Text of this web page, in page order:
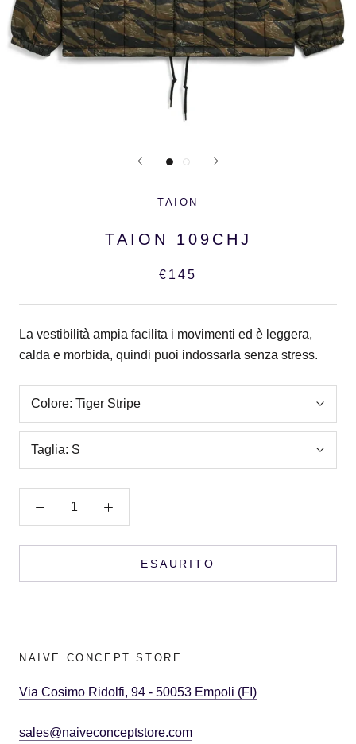
TAION
TAION 109CHJ
€145
La vestibilità ampia facilita i movimenti ed è leggera,
calda e morbida, quindi puoi indossarla senza stress.
Colore: Tiger Stripe
Taglia: S
ESAURITO
NAIVE CONCEPT STORE
Via Cosimo Ridolfi, 94 - 50053 Empoli (FI)
sales@naiveconceptstore.com